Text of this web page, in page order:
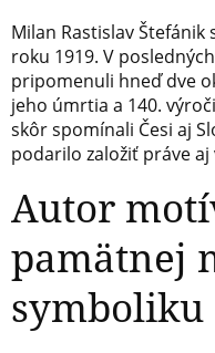
Milan Rastislav
roku 1919. V
pripomenuli hneď dve
jeho úmrtia a 140.
skôr spomínali Česi aj
podarilo založiť práve aj
Autor
pamätnej
symboliku